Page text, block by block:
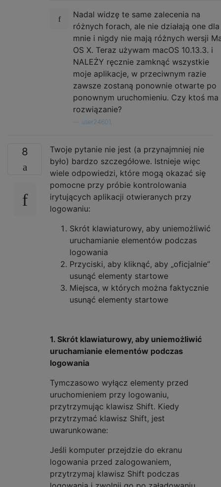
Nadal widzę te same zalecenia na
różnych forach, ale nie działają one dla
mnie i nigdy nie mają różnych wersji
OS X. Teraz używam macOS 10.13.3. i
NALEŻY ręcznie zamknąć wszystkie
moje aplikacje, w przeciwnym razie
zawsze zostaną ponownie otwarte po
ponownym uruchomieniu. Czy ktoś ma
rozwiązanie?
user24601,
8
Twoje pytanie nie jest (a przynajmniej nie
było) bardzo szczegółowe. Istnieje więc
wiele odpowiedzi, które mogą okazać się
pomocne przy próbie kontrolowania
irytujących aplikacji otwieranych przy
logowaniu:
Skrót klawiaturowy, aby uniemożliwić
uruchamianie elementów podczas
logowania
Przyciski, aby kliknąć, aby „oficjalnie”
usunąć elementy startowe
Miejsca, w których można faktycznie
usunąć elementy startowe
1. Skrót klawiaturowy, aby uniemożliwić
uruchamianie elementów podczas
logowania
Tymczasowo wyłącz elementy przed
uruchomieniem przy logowaniu,
przytrzymując klawisz Shift. Kiedy
przytrzymać klawisz Shift, jest
uwarunkowane:
Jeśli komputer przejdzie do ekranu
logowania przed zalogowaniem,
przytrzymaj klawisz Shift podczas